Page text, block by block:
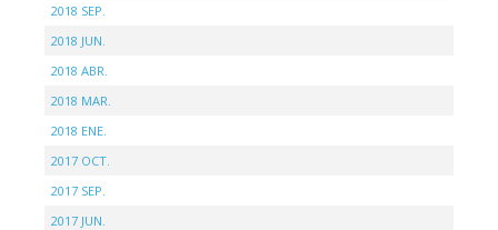
2018 SEP.
2018 JUN.
2018 ABR.
2018 MAR.
2018 ENE.
2017 OCT.
2017 SEP.
2017 JUN.